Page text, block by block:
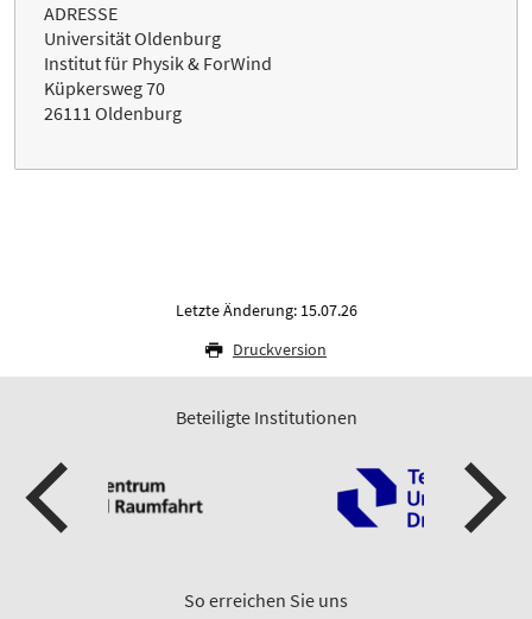
ADRESSE
Universität Oldenburg
Institut für Physik & ForWind
Küpkersweg 70
26111 Oldenburg
Letzte Änderung: 15.07.26
Druckversion
Beteiligte Institutionen
So erreichen Sie uns